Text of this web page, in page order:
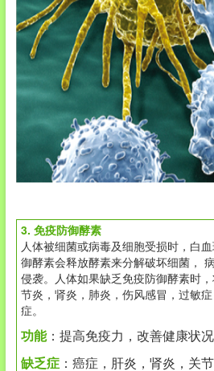
3. 免疫防御酵素
人体被细菌或病毒及细胞受损时，白
御酵素会释放酵素来分解破坏细菌，
侵袭。人体如果缺乏免疫防御酵素时
节炎，肾炎，肺炎，伤风感冒，过敏
症。
功能：提高免疫力，改善健康状况
缺乏症：癌症，肝炎，肾炎，关节